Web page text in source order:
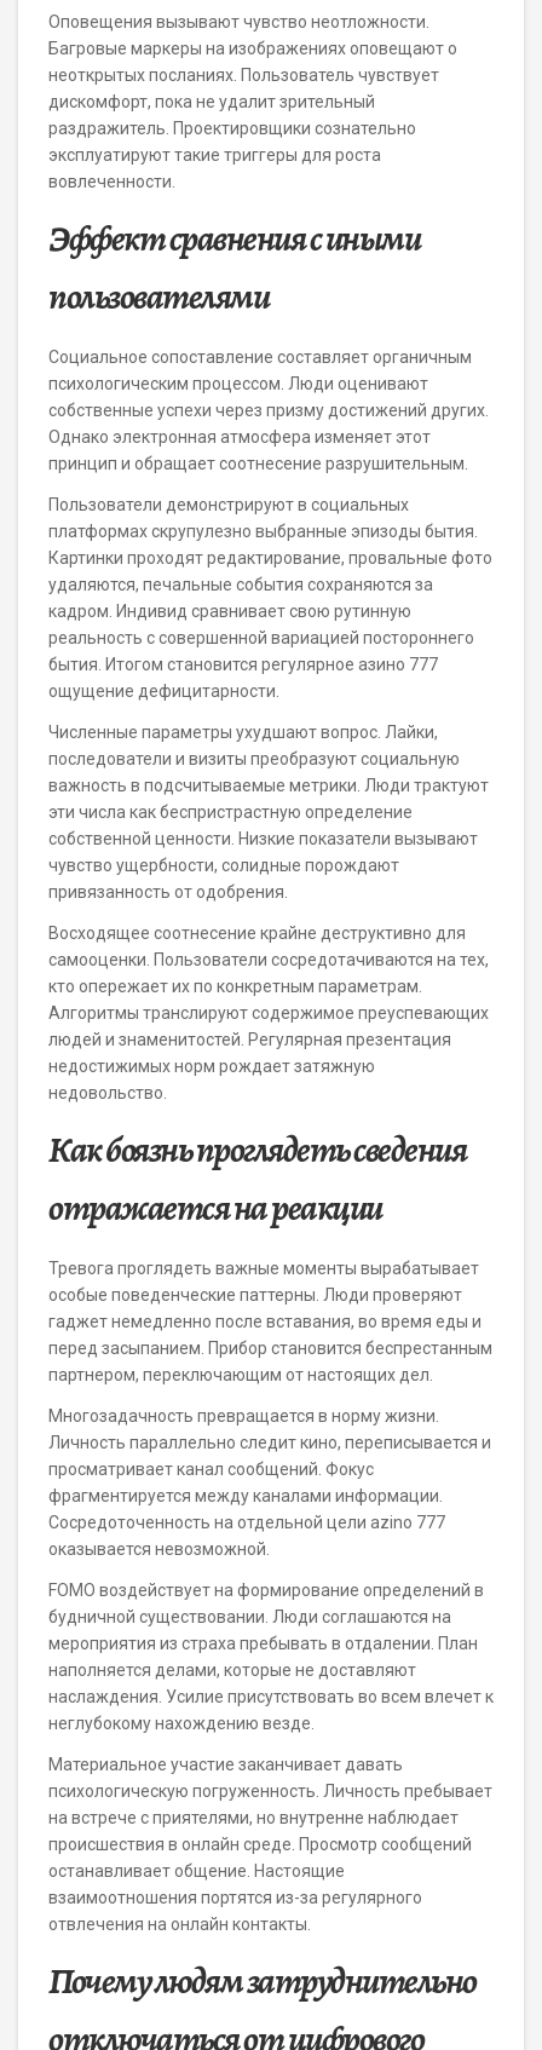
Оповещения вызывают чувство неотложности.
Багровые маркеры на изображениях оповещают о
неоткрытых посланиях. Пользователь чувствует
дискомфорт, пока не удалит зрительный
раздражитель. Проектировщики сознательно
эксплуатируют такие триггеры для роста
вовлеченности.
Эффект сравнения с иными
пользователями
Социальное сопоставление составляет органичным
психологическим процессом. Люди оценивают
собственные успехи через призму достижений других.
Однако электронная атмосфера изменяет этот
принцип и обращает соотнесение разрушительным.
Пользователи демонстрируют в социальных
платформах скрупулезно выбранные эпизоды бытия.
Картинки проходят редактирование, провальные фото
удаляются, печальные события сохраняются за
кадром. Индивид сравнивает свою рутинную
реальность с совершенной вариацией постороннего
бытия. Итогом становится регулярное азино 777
ощущение дефицитарности.
Численные параметры ухудшают вопрос. Лайки,
последователи и визиты преобразуют социальную
важность в подсчитываемые метрики. Люди трактуют
эти числа как беспристрастную определение
собственной ценности. Низкие показатели вызывают
чувство ущербности, солидные порождают
привязанность от одобрения.
Восходящее соотнесение крайне деструктивно для
самооценки. Пользователи сосредотачиваются на тех,
кто опережает их по конкретным параметрам.
Алгоритмы транслируют содержимое преуспевающих
людей и знаменитостей. Регулярная презентация
недостижимых норм рождает затяжную
недовольство.
Как боязнь проглядеть сведения
отражается на реакции
Тревога проглядеть важные моменты вырабатывает
особые поведенческие паттерны. Люди проверяют
гаджет немедленно после вставания, во время еды и
перед засыпанием. Прибор становится беспрестанным
партнером, переключающим от настоящих дел.
Многозадачность превращается в норму жизни.
Личность параллельно следит кино, переписывается и
просматривает канал сообщений. Фокус
фрагментируется между каналами информации.
Сосредоточенность на отдельной цели azino 777
оказывается невозможной.
FOMO воздействует на формирование определений в
будничной существовании. Люди соглашаются на
мероприятия из страха пребывать в отдалении. План
наполняется делами, которые не доставляют
наслаждения. Усилие присутствовать во всем влечет к
неглубокому нахождению везде.
Материальное участие заканчивает давать
психологическую погруженность. Личность пребывает
на встрече с приятелями, но внутренне наблюдает
происшествия в онлайн среде. Просмотр сообщений
останавливает общение. Настоящие
взаимоотношения портятся из-за регулярного
отвлечения на онлайн контакты.
Почему людям затруднительно
отключаться от цифрового